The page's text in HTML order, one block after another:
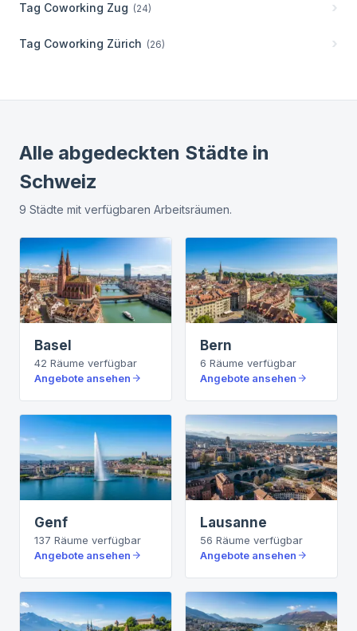
Tag Coworking Zug (24)
Tag Coworking Zürich (26)
Alle abgedeckten Städte in
Schweiz
9 Städte mit verfügbaren Arbeitsräumen.
Basel
42 Räume verfügbar
Angebote ansehen
Bern
6 Räume verfügbar
Angebote ansehen
Genf
137 Räume verfügbar
Angebote ansehen
Lausanne
56 Räume verfügbar
Angebote ansehen